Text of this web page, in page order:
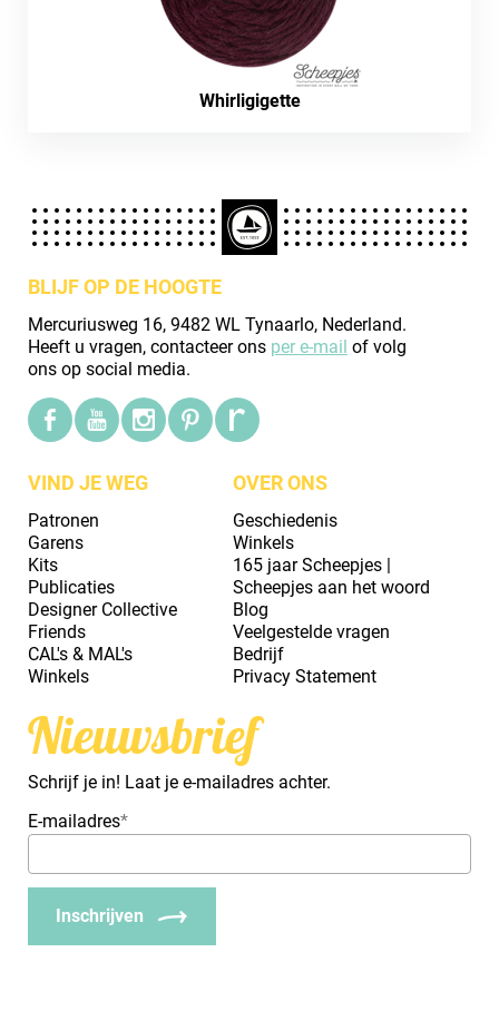
Whirligigette
BLIJF OP DE HOOGTE
Mercuriusweg 16, 9482 WL Tynaarlo, Nederland.
Heeft u vragen, contacteer ons per e-mail of volg
ons op social media.
VIND JE WEG
Patronen
Garens
Kits
Publicaties
Designer Collective
Friends
CAL's & MAL's
Winkels
OVER ONS
Geschiedenis
Winkels
165 jaar Scheepjes |
Scheepjes aan het woord
Blog
Veelgestelde vragen
Bedrijf
Privacy Statement
Nieuwsbrief
Schrijf je in! Laat je e-mailadres achter.
E-mailadres*
Inschrijven